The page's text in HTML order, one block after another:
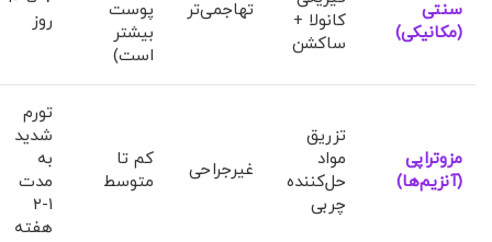
سنتی
(مکانیکی)
کانولا +
ساکشن
تهاجمی‌تر
پوست
بیشتر
است)
روز
مزوتراپی
(آنزیم‌ها)
تزریق
مواد
حل‌کننده
چربی
غیرجراحی
کم تا
متوسط
تورم
شدید
به
مدت
۱-۲
هفته